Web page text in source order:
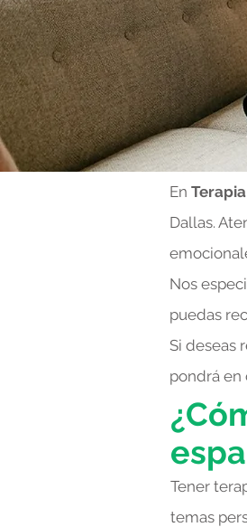
En
Dallas.
Nos
puedas
Si deseas
pondrá en
Tener
temas